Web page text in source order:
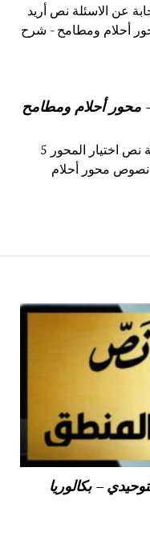
عن الاسئلة نص أريد
5 الخامس محور أحلام ومطامح - شرح
محور أحلام ومطامح
شرح نص اختيار مع الاجابة عن الاسئلة نص اختيار المحور 5
محور أحلام
– بكالوريا